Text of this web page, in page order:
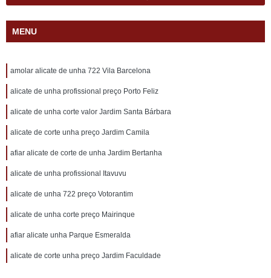
MENU
amolar alicate de unha 722 Vila Barcelona
alicate de unha profissional preço Porto Feliz
alicate de unha corte valor Jardim Santa Bárbara
alicate de corte unha preço Jardim Camila
afiar alicate de corte de unha Jardim Bertanha
alicate de unha profissional Itavuvu
alicate de unha 722 preço Votorantim
alicate de unha corte preço Mairinque
afiar alicate unha Parque Esmeralda
alicate de corte unha preço Jardim Faculdade